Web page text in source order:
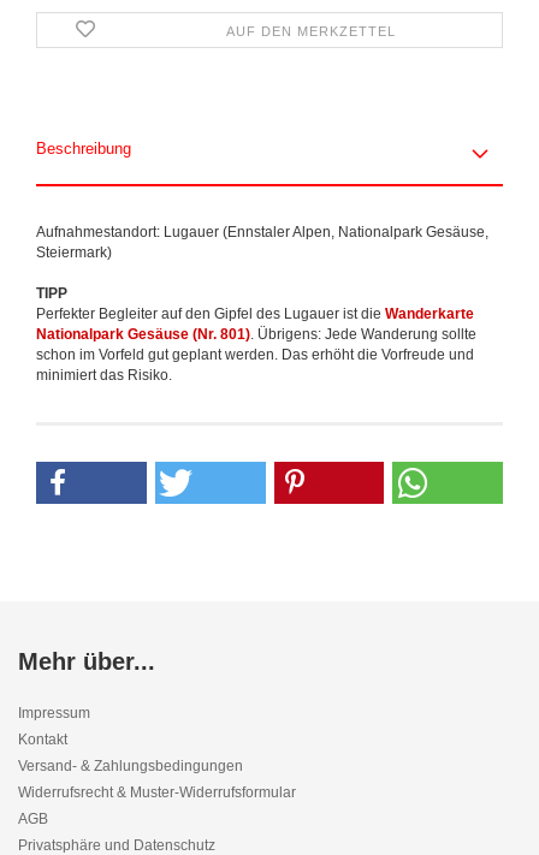
AUF DEN MERKZETTEL
Beschreibung
Aufnahmestandort: Lugauer (Ennstaler Alpen, Nationalpark Gesäuse,
Steiermark)
TIPP
Perfekter Begleiter auf den Gipfel des Lugauer ist die Wanderkarte
Nationalpark Gesäuse (Nr. 801) . Übrigens: Jede Wanderung sollte
schon im Vorfeld gut geplant werden. Das erhöht die Vorfreude und
minimiert das Risiko.
Mehr über...
Impressum
Kontakt
Versand- & Zahlungsbedingungen
Widerrufsrecht & Muster-Widerrufsformular
AGB
Privatsphäre und Datenschutz